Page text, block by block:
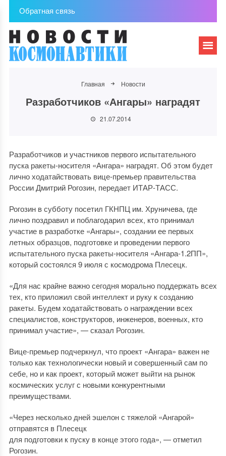
Обратная связь
Главная Новости
Разработчиков «Ангары» наградят
21.07.2014
Разработчиков и участников первого испытательного
пуска ракеты-носителя «Ангара» наградят. Об этом будет
лично ходатайствовать вице-премьер правительства
России Дмитрий Рогозин, передает ИТАР-ТАСС.
Рогозин в субботу посетил ГКНПЦ им. Хруничева, где
лично поздравил и поблагодарил всех, кто принимал
участие в разработке «Ангары», создании ее первых
летных образцов, подготовке и проведении первого
испытательного пуска ракеты-носителя «Ангара-1.2ПП»,
который состоялся 9 июля с космодрома Плесецк.
«Для нас крайне важно сегодня морально поддержать всех
тех, кто приложил свой интеллект и руку к созданию
ракеты. Будем ходатайствовать о награждении всех
специалистов, конструкторов, инженеров, военных, кто
принимал участие», — сказал Рогозин.
Вице-премьер подчеркнул, что проект «Ангара» важен не
только как технологически новый и совершенный сам по
себе, но и как проект, который может выйти на рынок
космических услуг с новыми конкурентными
преимуществами.
«Через несколько дней эшелон с тяжелой «Ангарой»
отправятся в Плесецк
для подготовки к пуску в конце этого года», — отметил
Рогозин.